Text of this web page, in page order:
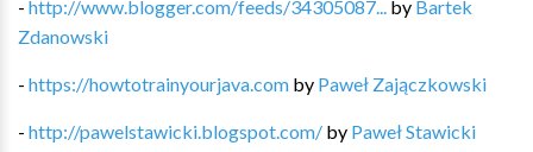
- http://www.blogger.com/feeds/34305087... by Bartek
Zdanowski
- https://howtotrainyourjava.com by Paweł Zajączkowski
- http://pawelstawicki.blogspot.com/ by Paweł Stawicki